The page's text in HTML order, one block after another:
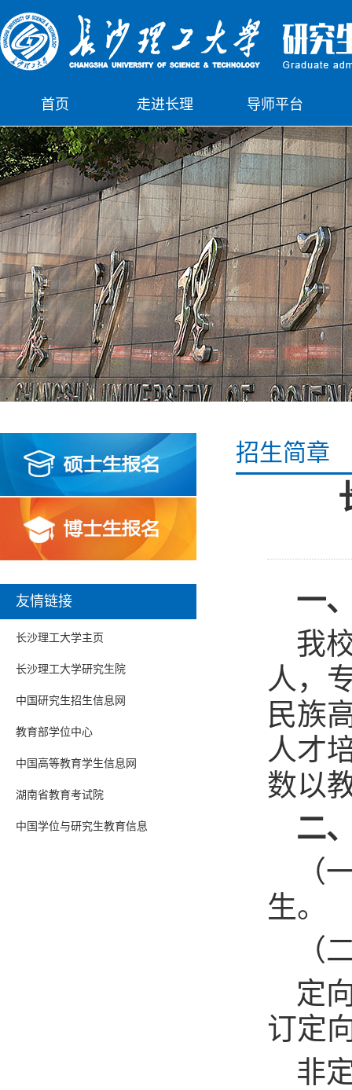
首页 走进长理 导师平台
下载中心 公示栏
友情链接
长沙理工大学主页
长沙理工大学研究生院
中国研究生招生信息网
教育部学位中心
中国高等教育学生信息网
湖南省教育考试院
中国学位与研究生教育信息
招生简章
一
我
人，
民族
人才
数以
二
（
生。
（
定
订定
非